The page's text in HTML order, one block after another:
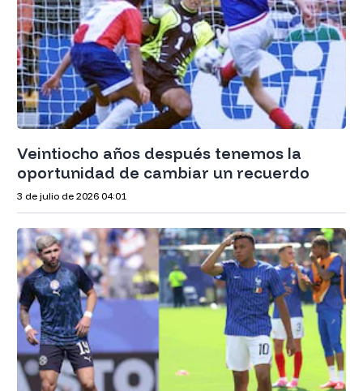
Veintiocho años después tenemos la
oportunidad de cambiar un recuerdo
3 de julio de 2026 04:01